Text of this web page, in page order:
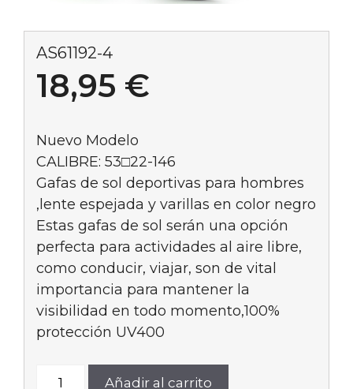
AS61192-4
18,95 €
Nuevo Modelo
CALIBRE: 53□22-146
Gafas de sol deportivas para hombres
,lente espejada y varillas en color negro
Estas gafas de sol serán una opción
perfecta para actividades al aire libre,
como conducir, viajar, son de vital
importancia para mantener la
visibilidad en todo momento,100%
protección UV400
Añadir al carrito